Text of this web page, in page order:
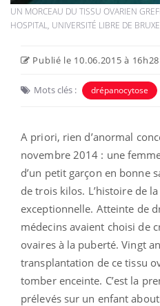
UN MORCEAU DU TISSU OVARIEN
HOSPITAL, UNIVERSITÉ LIBRE DE
Publié le 10.06.2015 à 16h28
Mots clés : drépanocytose
A priori, rien d’anormal
novembre 2014 : une
d’un petit garçon en bonne
de trois kilos. L’histoire de
exceptionnelle. Atteinte de
médecins avaient choisi de
ovaires à la puberté. Vingt
transplantation de ce tissu
tomber enceinte. C’est la
prélevés sur un enfant